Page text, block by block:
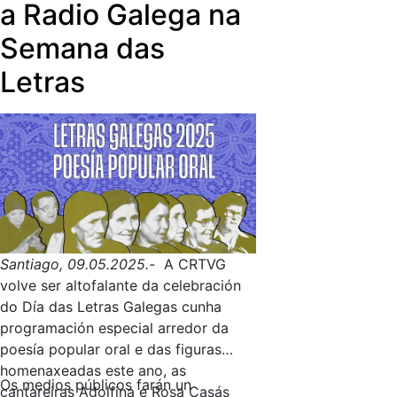
a Radio Galega na
Semana das
Letras
Santiago, 09.05.2025.- A CRTVG
volve ser altofalante da celebración
do Día das Letras Galegas cunha
programación especial arredor da
poesía popular oral e das figuras
homenaxeadas este ano, as
cantareiras Adolfina e Rosa Casás
Os medios públicos farán un